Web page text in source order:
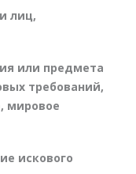
лиц,
или предмета
требований,
мировое
искового